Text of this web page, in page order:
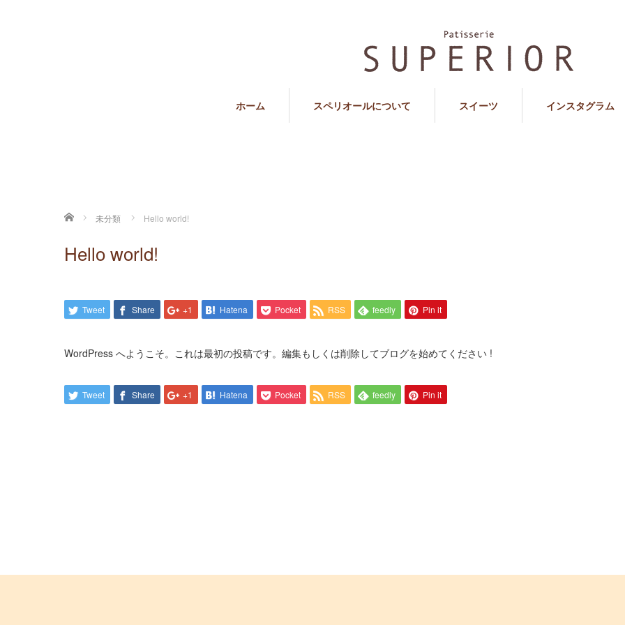
ホーム スペリオールについて スイーツ インスタグラム
ホーム 未分類 Hello world!
Hello world!
Tweet Share +1 Hatena Pocket RSS feedly Pin it
WordPress へようこそ。これは最初の投稿です。編集もしくは削除してブログを始めてください !
Tweet Share +1 Hatena Pocket RSS feedly Pin it